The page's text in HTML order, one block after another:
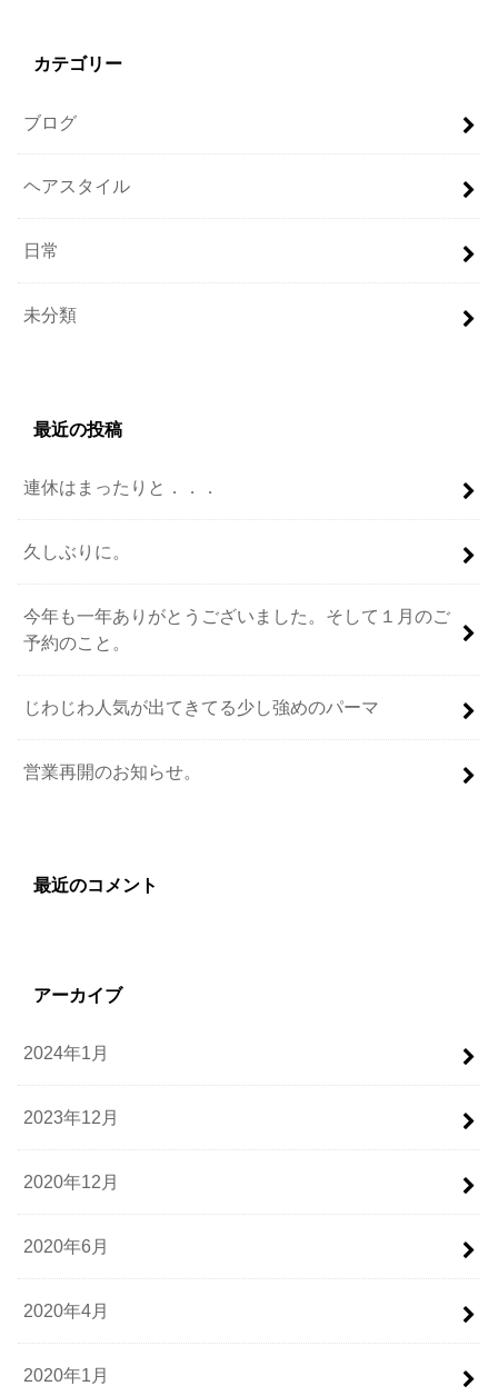
カテゴリー
ブログ
ヘアスタイル
日常
未分類
最近の投稿
連休はまったりと．．．
久しぶりに。
今年も一年ありがとうございました。そして１月のご
予約のこと。
じわじわ人気が出てきてる少し強めのパーマ
営業再開のお知らせ。
最近のコメント
アーカイブ
2024年1月
2023年12月
2020年12月
2020年6月
2020年4月
2020年1月